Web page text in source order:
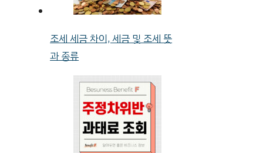
조세 세금 차이, 세금 및 조세 뜻
과 종류